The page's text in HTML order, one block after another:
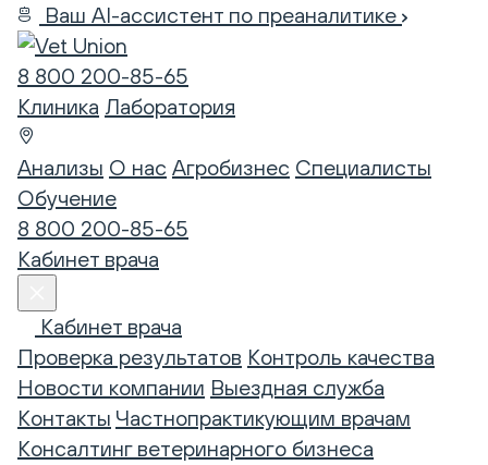
Ваш AI-ассистент по преаналитике
8 800 200-85-65
Клиника Лаборатория
Анализы О нас Агробизнес Специалисты
Обучение
8 800 200-85-65
Кабинет врача
Кабинет врача
Проверка результатов Контроль качества
Новости компании Выездная служба
Контакты Частнопрактикующим врачам
Консалтинг ветеринарного бизнеса